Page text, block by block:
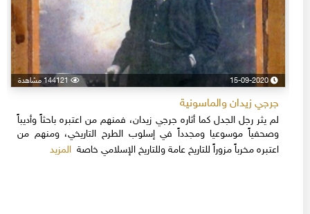
15-09-2020 144121 مشاهدة
جرجي زيدان والماسونية
لم يثر رجل الجدل كما أثاره جرجي زيدان، فمنهم من اعتبره باحثاً وأديباً
وصحفياً موسوعيا ومجدداً في إسلوب الطرح التاريخي، ومنهم من
اعتبره مخرباً مزوراً للتاريخ عامة وللتاريخ الإسلامي خاصةالمزيد